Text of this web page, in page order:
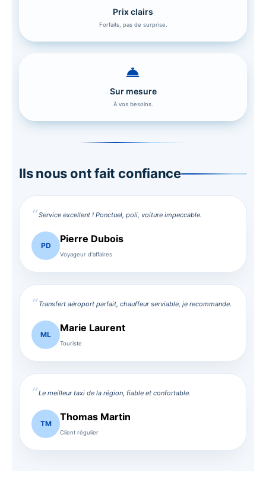
Prix clairs
Forfaits, pas de surprise.
Sur mesure
À vos besoins.
Ils nous ont fait confiance
Service excellent ! Ponctuel, poli, voiture impeccable.
PD
Pierre Dubois
Voyageur d'affaires
Transfert aéroport parfait, chauffeur serviable, je recommande.
ML
Marie Laurent
Touriste
Le meilleur taxi de la région, fiable et confortable.
TM
Thomas Martin
Client régulier